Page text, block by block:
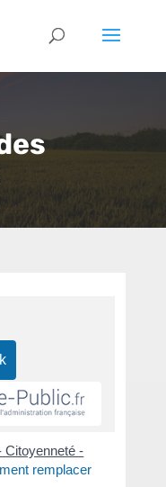
Citoyenneté -
remplacer